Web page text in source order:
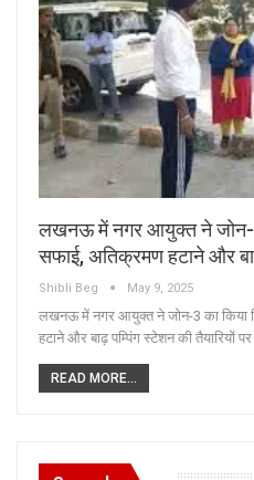
लखनऊ में नगर आयुक्त ने जोन-3
सफाई, अतिक्रमण हटाने और
Shibli Beg May 9, 2025
लखनऊ में नगर आयुक्त ने जोन-3 का किया
हटाने और बाढ़ पम्पिंग स्टेशन की तैयारियों
READ MORE...